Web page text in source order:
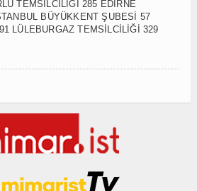
TEMSİLCİLİĞİ 285 EDİRNE
BÜYÜKKENT ŞUBESİ 57
LÜLEBURGAZ TEMSİLCİLİĞİ 329